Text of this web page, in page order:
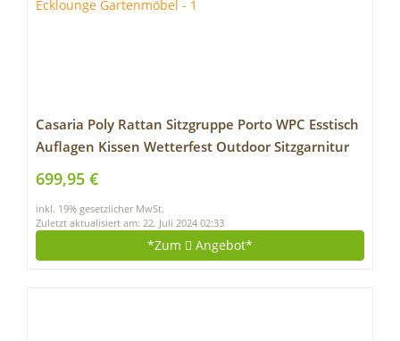
Casaria Poly Rattan Sitzgruppe Porto WPC Esstisch
Auflagen Kissen Wetterfest Outdoor Sitzgarnitur
Ecklounge Gartenmöbel
699,95 €
inkl. 19% gesetzlicher MwSt.
Zuletzt aktualisiert am: 22. Juli 2024 02:33
*Zum Angebot*